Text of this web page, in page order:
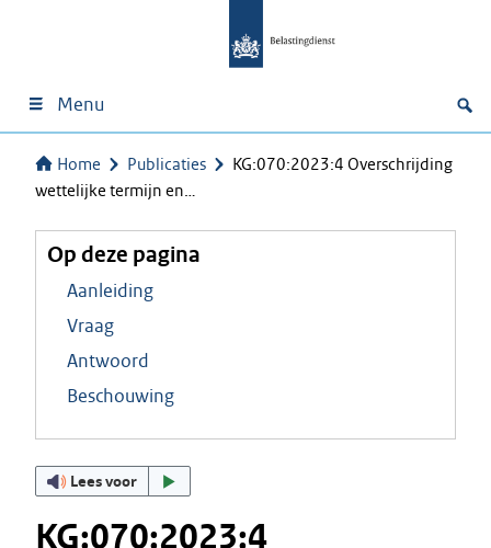
Menu
Home Publicaties
KG:070:2023:4 Overschrijding
wettelijke termijn en…
Op deze pagina
Aanleiding
Vraag
Antwoord
Beschouwing
Lees voor
KG:070:2023:4